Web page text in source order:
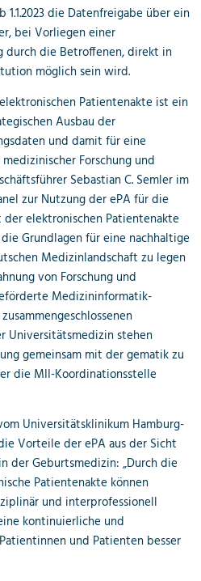
die Datenfreigabe über ein
bei Vorliegen einer
durch die Betroffenen, direkt in
möglich sein wird.
Patientenakte ist ein
Ausbau der
und damit für eine
Forschung und
Sebastian C. Semler im
zur Nutzung der ePA für die
der elektronischen Patientenakte
Grundlagen für eine nachhaltige
Medizinlandschaft zu legen
von Forschung und
Medizininformatik-
Universitätsmedizin stehen
gemeinsam mit der gematik zu
die MII-Koordinationsstelle
Universitätsklinikum Hamburg-
Vorteile der ePA aus der Sicht
der Geburtsmedizin: „Durch die
Patientenakte können
und interprofessionell
kontinuierliche und
und Patienten besser